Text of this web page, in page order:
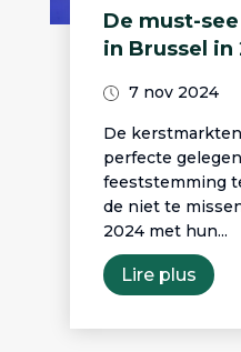
De must-
in Brussel in
7 nov 2024
De
perfecte
feeststemming
de niet te
2024 met hun...
Lire plus